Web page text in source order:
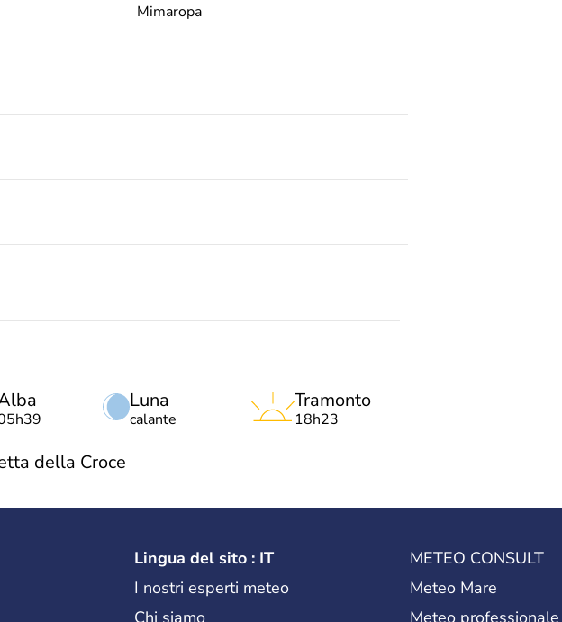
Mimaropa
Luna
calante
Tramonto
18h23
della Croce
Lingua del sito : IT
I nostri esperti meteo
Chi siamo
METEO CONSULT
Meteo Mare
Meteo professionale